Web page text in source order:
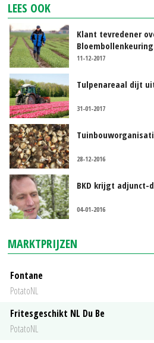
LEES OOK
Klant tevredener
11-12-2017
Tulpenareaal dijt
31-01-2017
28-12-2016
BKD krijgt adjunct-
04-01-2016
MARKTPRIJZEN
Fontane
PotatoNL
Fritesgeschikt NL Du Be
PotatoNL